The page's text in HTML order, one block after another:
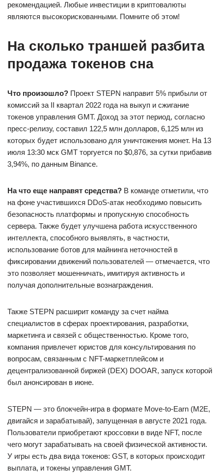
рекомендацией. Любые инвестиции в криптовалюты
являются высокорискованными. Помните об этом!
На сколько траншей разбита
продажа токенов сна
Что произошло? Проект STEPN направит 5% прибыли от
комиссий за II квартал 2022 года на выкуп и сжигание
токенов управления GMT. Доход за этот период, согласно
пресс-релизу, составил 122,5 млн долларов, 6,125 млн из
которых будет использовано для уничтожения монет. На 13
июля 13:30 мск GMT торгуется по $0,876, за сутки прибавив
3,94%, по данным Binance.
На что еще направят средства? В команде отметили, что
на фоне участившихся DDoS-атак необходимо повысить
безопасность платформы и пропускную способность
сервера. Также будет улучшена работа искусственного
интеллекта, способного выявлять, в частности,
использование ботов для майнинга неточностей в
фиксировании движений пользователей — отмечается, что
это позволяет мошенничать, имитируя активность и
получая дополнительные вознаграждения.
Также STEPN расширит команду за счет найма
специалистов в сферах проектирования, разработки,
маркетинга и связей с общественностью. Кроме того,
компания привлечет юристов для консультирования по
вопросам, связанным с NFT-маркетплейсом и
децентрализованной биржей (DEX) DOOAR, запуск которой
был анонсирован в июне.
STEPN — это блокчейн-игра в формате Move-to-Earn (M2E,
двигайся и зарабатывай), запущенная в августе 2021 года.
Пользователи приобретают кроссовки в виде NFT, после
чего могут зарабатывать на своей физической активности.
У игры есть два вида токенов: GST, в которых происходит
выплата, и токены управления GMT.